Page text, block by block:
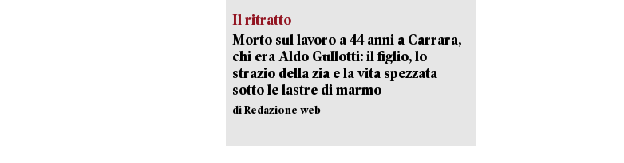
Il ritratto
Morto sul lavoro a 44 anni a Carrara,
chi era Aldo Gullotti: il figlio, lo
strazio della zia e la vita spezzata
sotto le lastre di marmo
di Redazione web